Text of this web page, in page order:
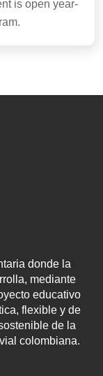
is open year-
donde la
mediante
educativo
flexible y de
de la
colombiana.